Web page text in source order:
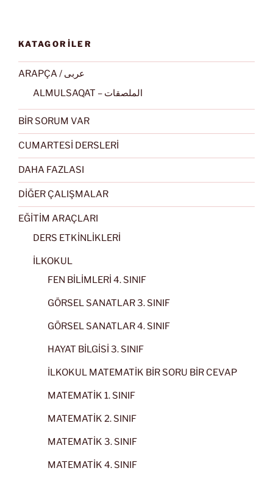
KATAGORİLER
ARAPÇA / عربى
ALMULSAQAT – الملصقات
BİR SORUM VAR
CUMARTESİ DERSLERİ
DAHA FAZLASI
DİĞER ÇALIŞMALAR
EĞİTİM ARAÇLARI
DERS ETKİNLİKLERİ
İLKOKUL
FEN BİLİMLERİ 4. SINIF
GÖRSEL SANATLAR 3. SINIF
GÖRSEL SANATLAR 4. SINIF
HAYAT BİLGİSİ 3. SINIF
İLKOKUL MATEMATİK BİR SORU BİR CEVAP
MATEMATİK 1. SINIF
MATEMATİK 2. SINIF
MATEMATİK 3. SINIF
MATEMATİK 4. SINIF